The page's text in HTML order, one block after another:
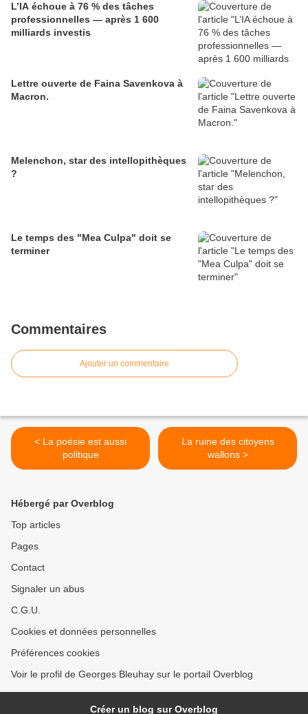
L’IA échoue à 76 % des tâches
professionnelles — après 1 600
milliards investis
Lettre ouverte de Faina Savenkova à
Macron.
Melenchon, star des intellopithèques
?
Le temps des "Mea Culpa" doit se
terminer
Commentaires
Ajouter un commentaire
< La poésie est aussi
politique
La ruine des citoyens
wallons >
Hébergé par Overblog
Top articles
Pages
Contact
Signaler un abus
C.G.U.
Cookies et données personnelles
Préférences cookies
Voir le profil de Georges Bleuhay sur le portail Overblog
Créer un blog sur Overblog